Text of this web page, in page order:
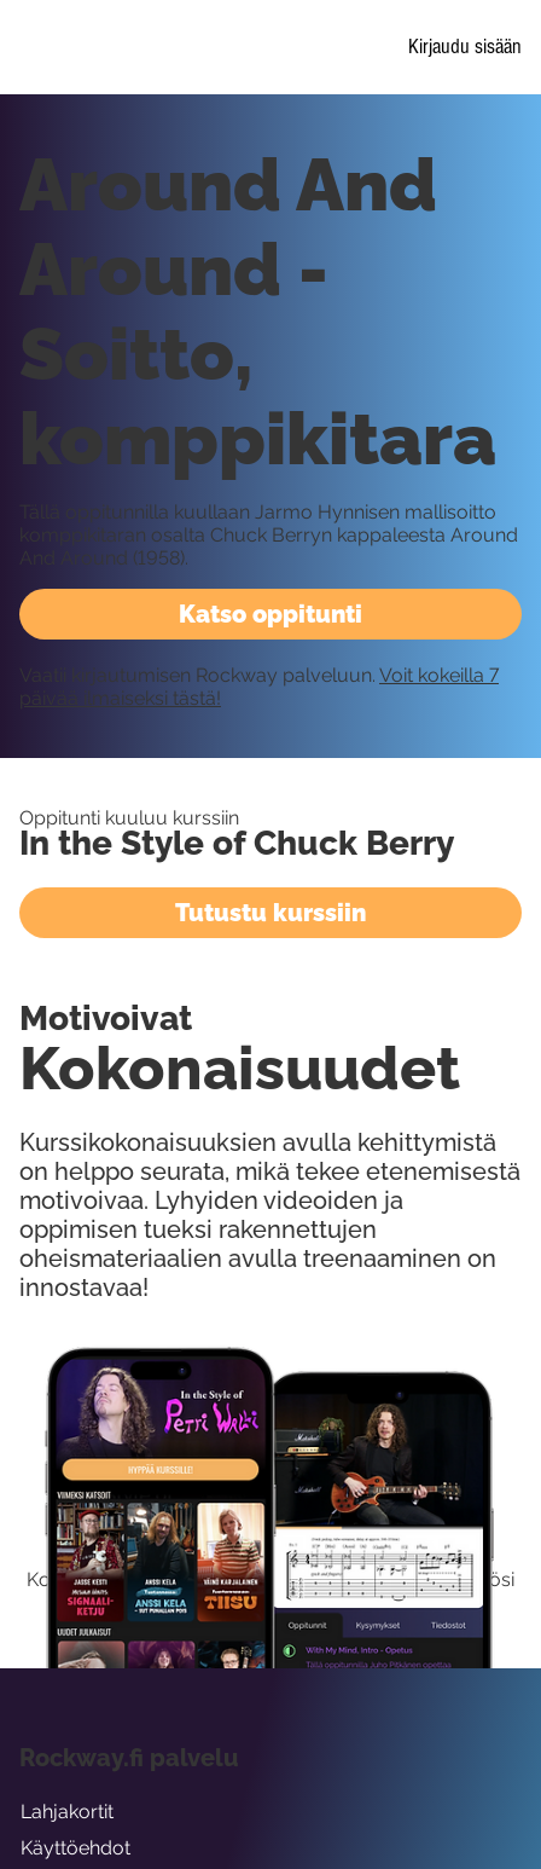
Kirjaudu sisään
Kokeile Ilmaiseksi
Kokeilemalla ilmaiseksi saat koko sisältömme käyttöösi
viikon ajaksi.
Katso oppitunti
Around And
Around -
Soitto,
komppikitara
Tällä oppitunnilla kuullaan Jarmo Hynnisen mallisoitto
komppikitaran osalta Chuck Berryn kappaleesta Around
And Around (1958).
Vaatii kirjautumisen Rockway palveluun. Voit kokeilla 7
päivää ilmaiseksi tästä!
Oppitunti kuuluu kurssiin
In the Style of Chuck Berry
Tutustu kurssiin
Kurssikokonaisuuksien avulla kehittymistä
on helppo seurata, mikä tekee etenemisestä
motivoivaa. Lyhyiden videoiden ja
oppimisen tueksi rakennettujen
oheismateriaalien avulla treenaaminen on
innostavaa!
Kokonaisuudet
Motivoivat
Rockway.fi palvelu
Lahjakortit
Käyttöehdot